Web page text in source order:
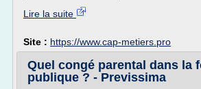
Lire la suite
Site : https://www.cap-metiers.pro
Quel congé parental dans la
publique ? - Previssima